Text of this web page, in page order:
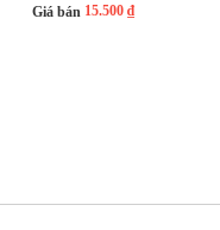
Giá bán 15.500 ₫